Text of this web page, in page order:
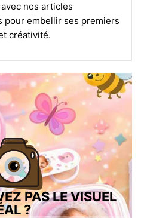
nos articles
pour embellir ses premiers
créativité.
PAS LE VISUEL
?